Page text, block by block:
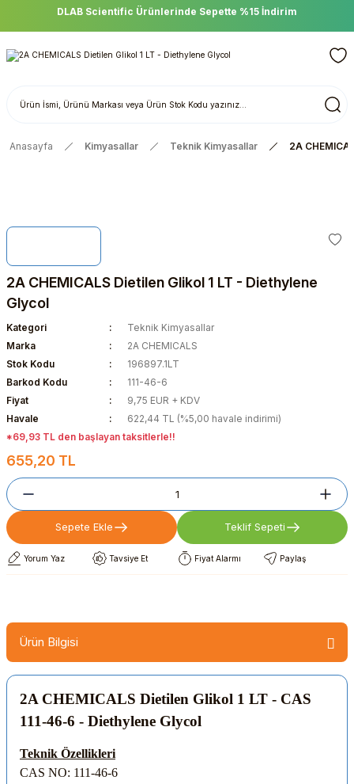
DLAB Scientific Ürünlerinde Sepette %15 İndirim
Anasayfa Kimyasallar Teknik Kimyasallar 2A
2A CHEMICALS Dietilen Glikol 1 LT - Diethylene
Glycol
Kategori
Teknik Kimyasallar
Marka
2A CHEMICALS
Stok Kodu
196897.1LT
Barkod Kodu
111-46-6
Fiyat
9,75 EUR + KDV
Havale
622,44 TL (%5,00 havale indirimi)
*69,93 TL den başlayan taksitlerle!!
655,20 TL
Sepete Ekle Teklif Sepeti
Yorum Yaz Tavsiye Et Fiyat Alarmı Paylaş
Ürün Bilgisi
2A CHEMICALS Dietilen Glikol 1 LT - CAS
111-46-6 - Diethylene Glycol
Teknik Özellikleri
CAS NO: 111-46-6